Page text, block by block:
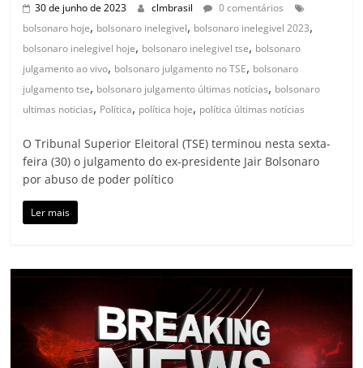
30 de junho de 2023 clmbrasil
0 comentários
bolsonaro hoje, bolsonaro inelegivel, bolsonaro inelegivel 2023,
bolsonaro inelegivel hoje, bolsonaro inelegivel tse, bolsonaro
julgamento ao vivo, bolsonaro julgamento no TSE, bolsonaro
julgamento tse, bolsonaro julgamento últimas notícias, bolsonaro
ultimas noticias, Política, política hoje, política últimas notícias
O Tribunal Superior Eleitoral (TSE) terminou nesta sexta-
feira (30) o julgamento do ex-presidente Jair Bolsonaro
por abuso de poder político
Ler mais